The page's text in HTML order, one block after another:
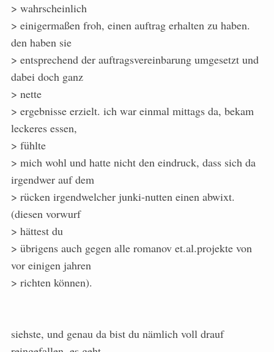
> wahrscheinlich
> einigermaßen froh, einen auftrag erhalten zu haben.
den haben sie
> entsprechend der auftragsvereinbarung umgesetzt und
dabei doch ganz
> nette
> ergebnisse erzielt. ich war einmal mittags da, bekam
leckeres essen,
> fühlte
> mich wohl und hatte nicht den eindruck, dass sich da
irgendwer auf dem
> rücken irgendwelcher junki-nutten einen abwixt.
(diesen vorwurf
> hättest du
> übrigens auch gegen alle romanov et.al.projekte von
vor einigen jahren
> richten können).
siehste, und genau da bist du nämlich voll drauf